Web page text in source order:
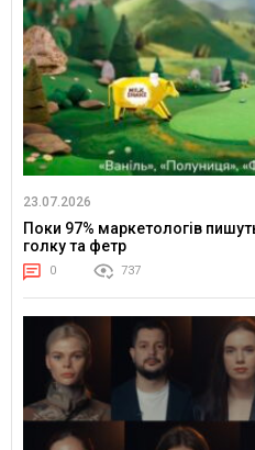
23.07.2026
Поки 97% маркетологів
голку та фетр
0 737